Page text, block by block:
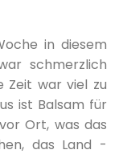
in diesem
schmerzlich
Zeit war viel zu
ist Balsam für
Ort, was das
das Land -